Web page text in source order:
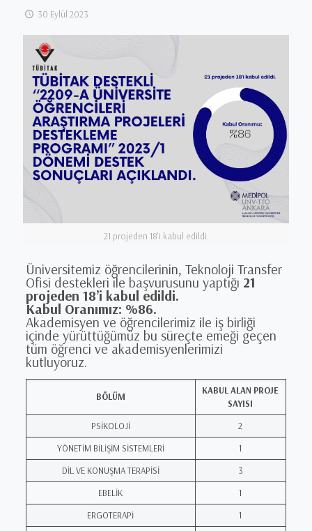
30 Eylül 2023
21 projeden 18'i kabul edildi.
Üniversitemiz öğrencilerinin, Teknoloji Transfer
Ofisi destekleri ile başvurusunu yaptığı 21
projeden 18’i kabul edildi.
Kabul Oranımız: %86.
Akademisyen ve öğrencilerimiz ile iş birliği
içinde yürüttüğümüz bu süreçte emeği geçen
tüm öğrenci ve akademisyenlerimizi
kutluyoruz.
BÖLÜM
KABUL ALAN PROJE
SAYISI
PSİKOLOJİ
2
YÖNETİM BİLİŞİM SİSTEMLERİ
1
DİL VE KONUŞMA TERAPİSİ
3
EBELİK
1
ERGOTERAPİ
1